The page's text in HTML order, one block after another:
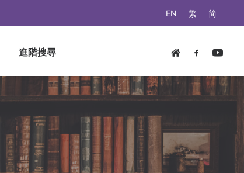
EN 繁 简
進階搜尋